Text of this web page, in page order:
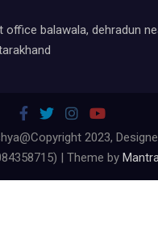
office balawala, dehradun
2023,
| Theme by